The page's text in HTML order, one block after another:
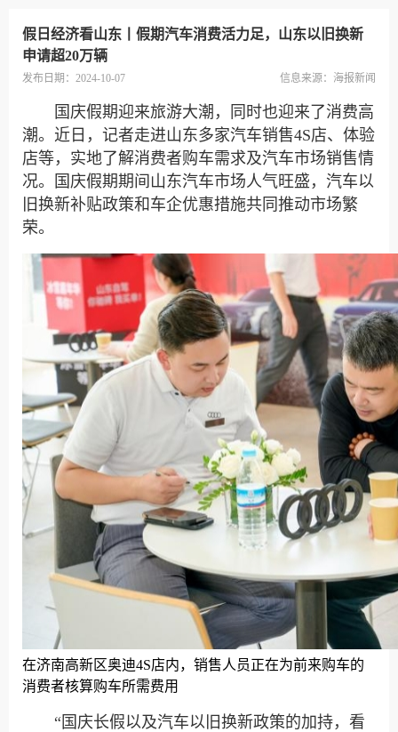
假日经济看山东丨假期汽车消费活力足，山东以旧换新
申请超20万辆
发布日期：2024-10-07 信息来源： 海报新闻
国庆假期迎来旅游大潮，同时也迎来了消费高
潮。近日，记者走进山东多家汽车销售4S店、体验
店等，实地了解消费者购车需求及汽车市场销售情
况。国庆假期期间山东汽车市场人气旺盛，汽车以
旧换新补贴政策和车企优惠措施共同推动市场繁
荣。
在济南高新区奥迪4S店内，销售人员正在为前来购车的
消费者核算购车所需费用
“国庆长假以及汽车以旧换新政策的加持，看